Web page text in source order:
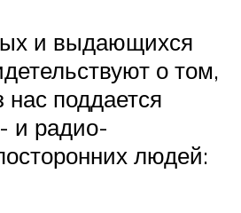
и выдающихся
о том,
поддается
и радио-
людей: